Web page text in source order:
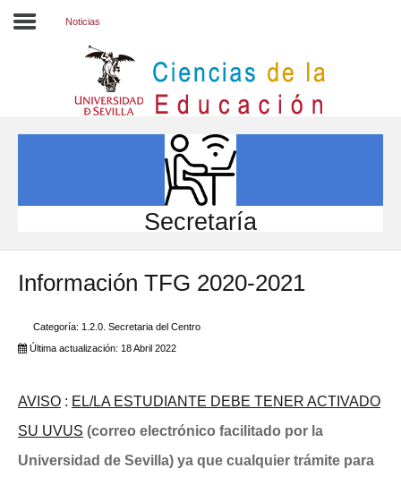
INVESTIGACIÓN
INTERNACIONAL
Directorio FCCE
Noticias
Secretaría
Información TFG 2020-2021
Categoría: 1.2.0. Secretaria del Centro
Última actualización: 18 Abril 2022
AVISO : EL/LA ESTUDIANTE DEBE TENER ACTIVADO
SU UVUS (correo electrónico facilitado por la
Universidad de Sevilla) ya que cualquier trámite para